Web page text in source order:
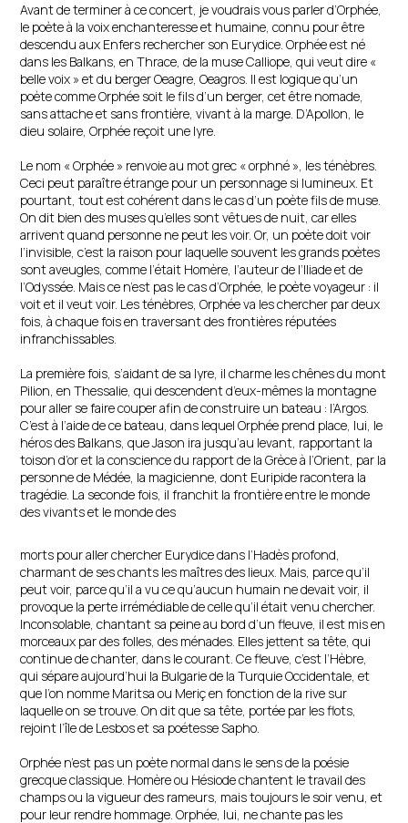
Avant de terminer à ce concert, je voudrais vous parler d’Orphée,
le poète à la voix enchanteresse et humaine, connu pour être
descendu aux Enfers rechercher son Eurydice. Orphée est né
dans les Balkans, en Thrace, de la muse Calliope, qui veut dire «
belle voix » et du berger Oeagre, Oeagros. Il est logique qu’un
poète comme Orphée soit le fils d’un berger, cet être nomade,
sans attache et sans frontière, vivant à la marge. D’Apollon, le
dieu solaire, Orphée reçoit une lyre.
Le nom « Orphée » renvoie au mot grec « orphné », les ténèbres.
Ceci peut paraître étrange pour un personnage si lumineux. Et
pourtant, tout est cohérent dans le cas d’un poète fils de muse.
On dit bien des muses qu’elles sont vêtues de nuit, car elles
arrivent quand personne ne peut les voir. Or, un poète doit voir
l’invisible, c’est la raison pour laquelle souvent les grands poètes
sont aveugles, comme l’était Homère, l’auteur de l’Iliade et de
l’Odyssée. Mais ce n’est pas le cas d’Orphée, le poète voyageur : il
voit et il veut voir. Les ténèbres, Orphée va les chercher par deux
fois, à chaque fois en traversant des frontières réputées
infranchissables.
La première fois, s’aidant de sa lyre, il charme les chênes du mont
Pilion, en Thessalie, qui descendent d’eux-mêmes la montagne
pour aller se faire couper afin de construire un bateau : l’Argos.
C’est à l’aide de ce bateau, dans lequel Orphée prend place, lui, le
héros des Balkans, que Jason ira jusqu’au levant, rapportant la
toison d’or et la conscience du rapport de la Grèce à l’Orient, par la
personne de Médée, la magicienne, dont Euripide racontera la
tragédie. La seconde fois, il franchit la frontière entre le monde
des vivants et le monde des
morts pour aller chercher Eurydice dans l’Hadès profond,
charmant de ses chants les maîtres des lieux. Mais, parce qu’il
peut voir, parce qu’il a vu ce qu’aucun humain ne devait voir, il
provoque la perte irrémédiable de celle qu’il était venu chercher.
Inconsolable, chantant sa peine au bord d’un fleuve, il est mis en
morceaux par des folles, des ménades. Elles jettent sa tête, qui
continue de chanter, dans le courant. Ce fleuve, c’est l’Hèbre,
qui sépare aujourd’hui la Bulgarie de la Turquie Occidentale, et
que l’on nomme Maritsa ou Meriç en fonction de la rive sur
laquelle on se trouve. On dit que sa tête, portée par les flots,
rejoint l’île de Lesbos et sa poétesse Sapho.
Orphée n’est pas un poète normal dans le sens de la poésie
grecque classique. Homère ou Hésiode chantent le travail des
champs ou la vigueur des rameurs, mais toujours le soir venu, et
pour leur rendre hommage. Orphée, lui, ne chante pas les